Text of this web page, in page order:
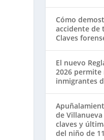
Cómo
accidente de
Claves
El nuevo
2026 permite
inmigrantes
de
claves y
del niño de